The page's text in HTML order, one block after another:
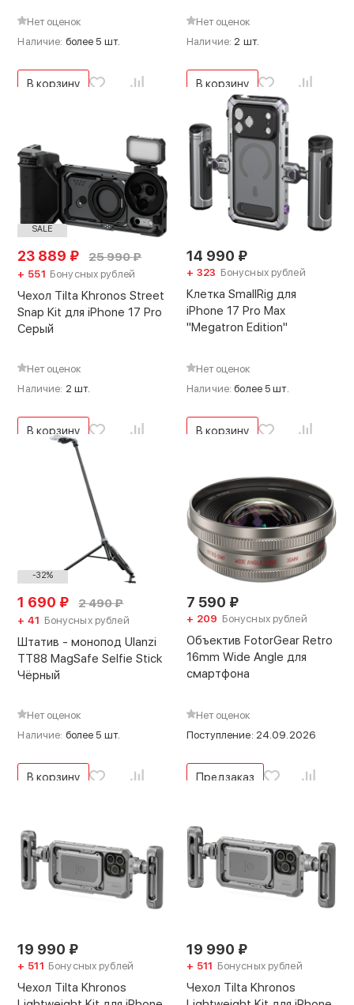
Нет оценок
Наличие: более 5 шт.
В корзину
Нет оценок
Наличие:2 шт.
В корзину
SALE
23 889 ₽ 25 990₽
+ 551 Бонусных рублей
Чехол Tilta Khronos Street
Snap Kit для iPhone 17 Pro
Серый
Нет оценок
Наличие: 2 шт.
В корзину
14 990 ₽
+ 323 Бонусных рублей
Клетка SmallRig для
iPhone 17 Pro Max
"Megatron Edition"
Нет оценок
Наличие:более 5 шт.
В корзину
-32%
1 690 ₽ 2 490₽
+ 41 Бонусных рублей
Штатив - монопод Ulanzi
TT88 MagSafe Selfie Stick
Чёрный
Нет оценок
Наличие: более 5 шт.
В корзину
7 590 ₽
+ 209 Бонусных рублей
Объектив FotorGear Retro
16mm Wide Angle для
смартфона
Нет оценок
Поступление: 24.09.2026
Предзаказ
19 990 ₽
+ 511 Бонусных рублей
Чехол Tilta Khronos
19 990 ₽
+ 511 Бонусных рублей
Чехол Tilta Khronos